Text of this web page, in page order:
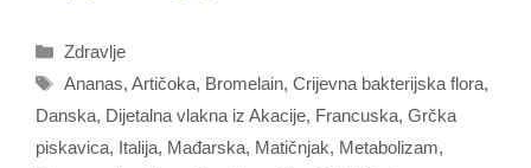
Kategorije
Zdravlje
Oznake
Ananas, Artičoka, Bromelain, Crijevna bakterijska flora,
Danska, Dijetalna vlakna iz Akacije, Francuska, Grčka
piskavica, Italija, Mađarska, Matičnjak, Metabolizam,